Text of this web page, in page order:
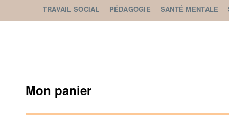
TRAVAIL SOCIAL PÉDAGOGIE SANTÉ MENTALE
Mon panier